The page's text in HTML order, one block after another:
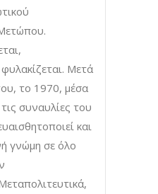
Μετά
το 1970, μέσα
συναυλίες του
και
γνώμη σε όλο